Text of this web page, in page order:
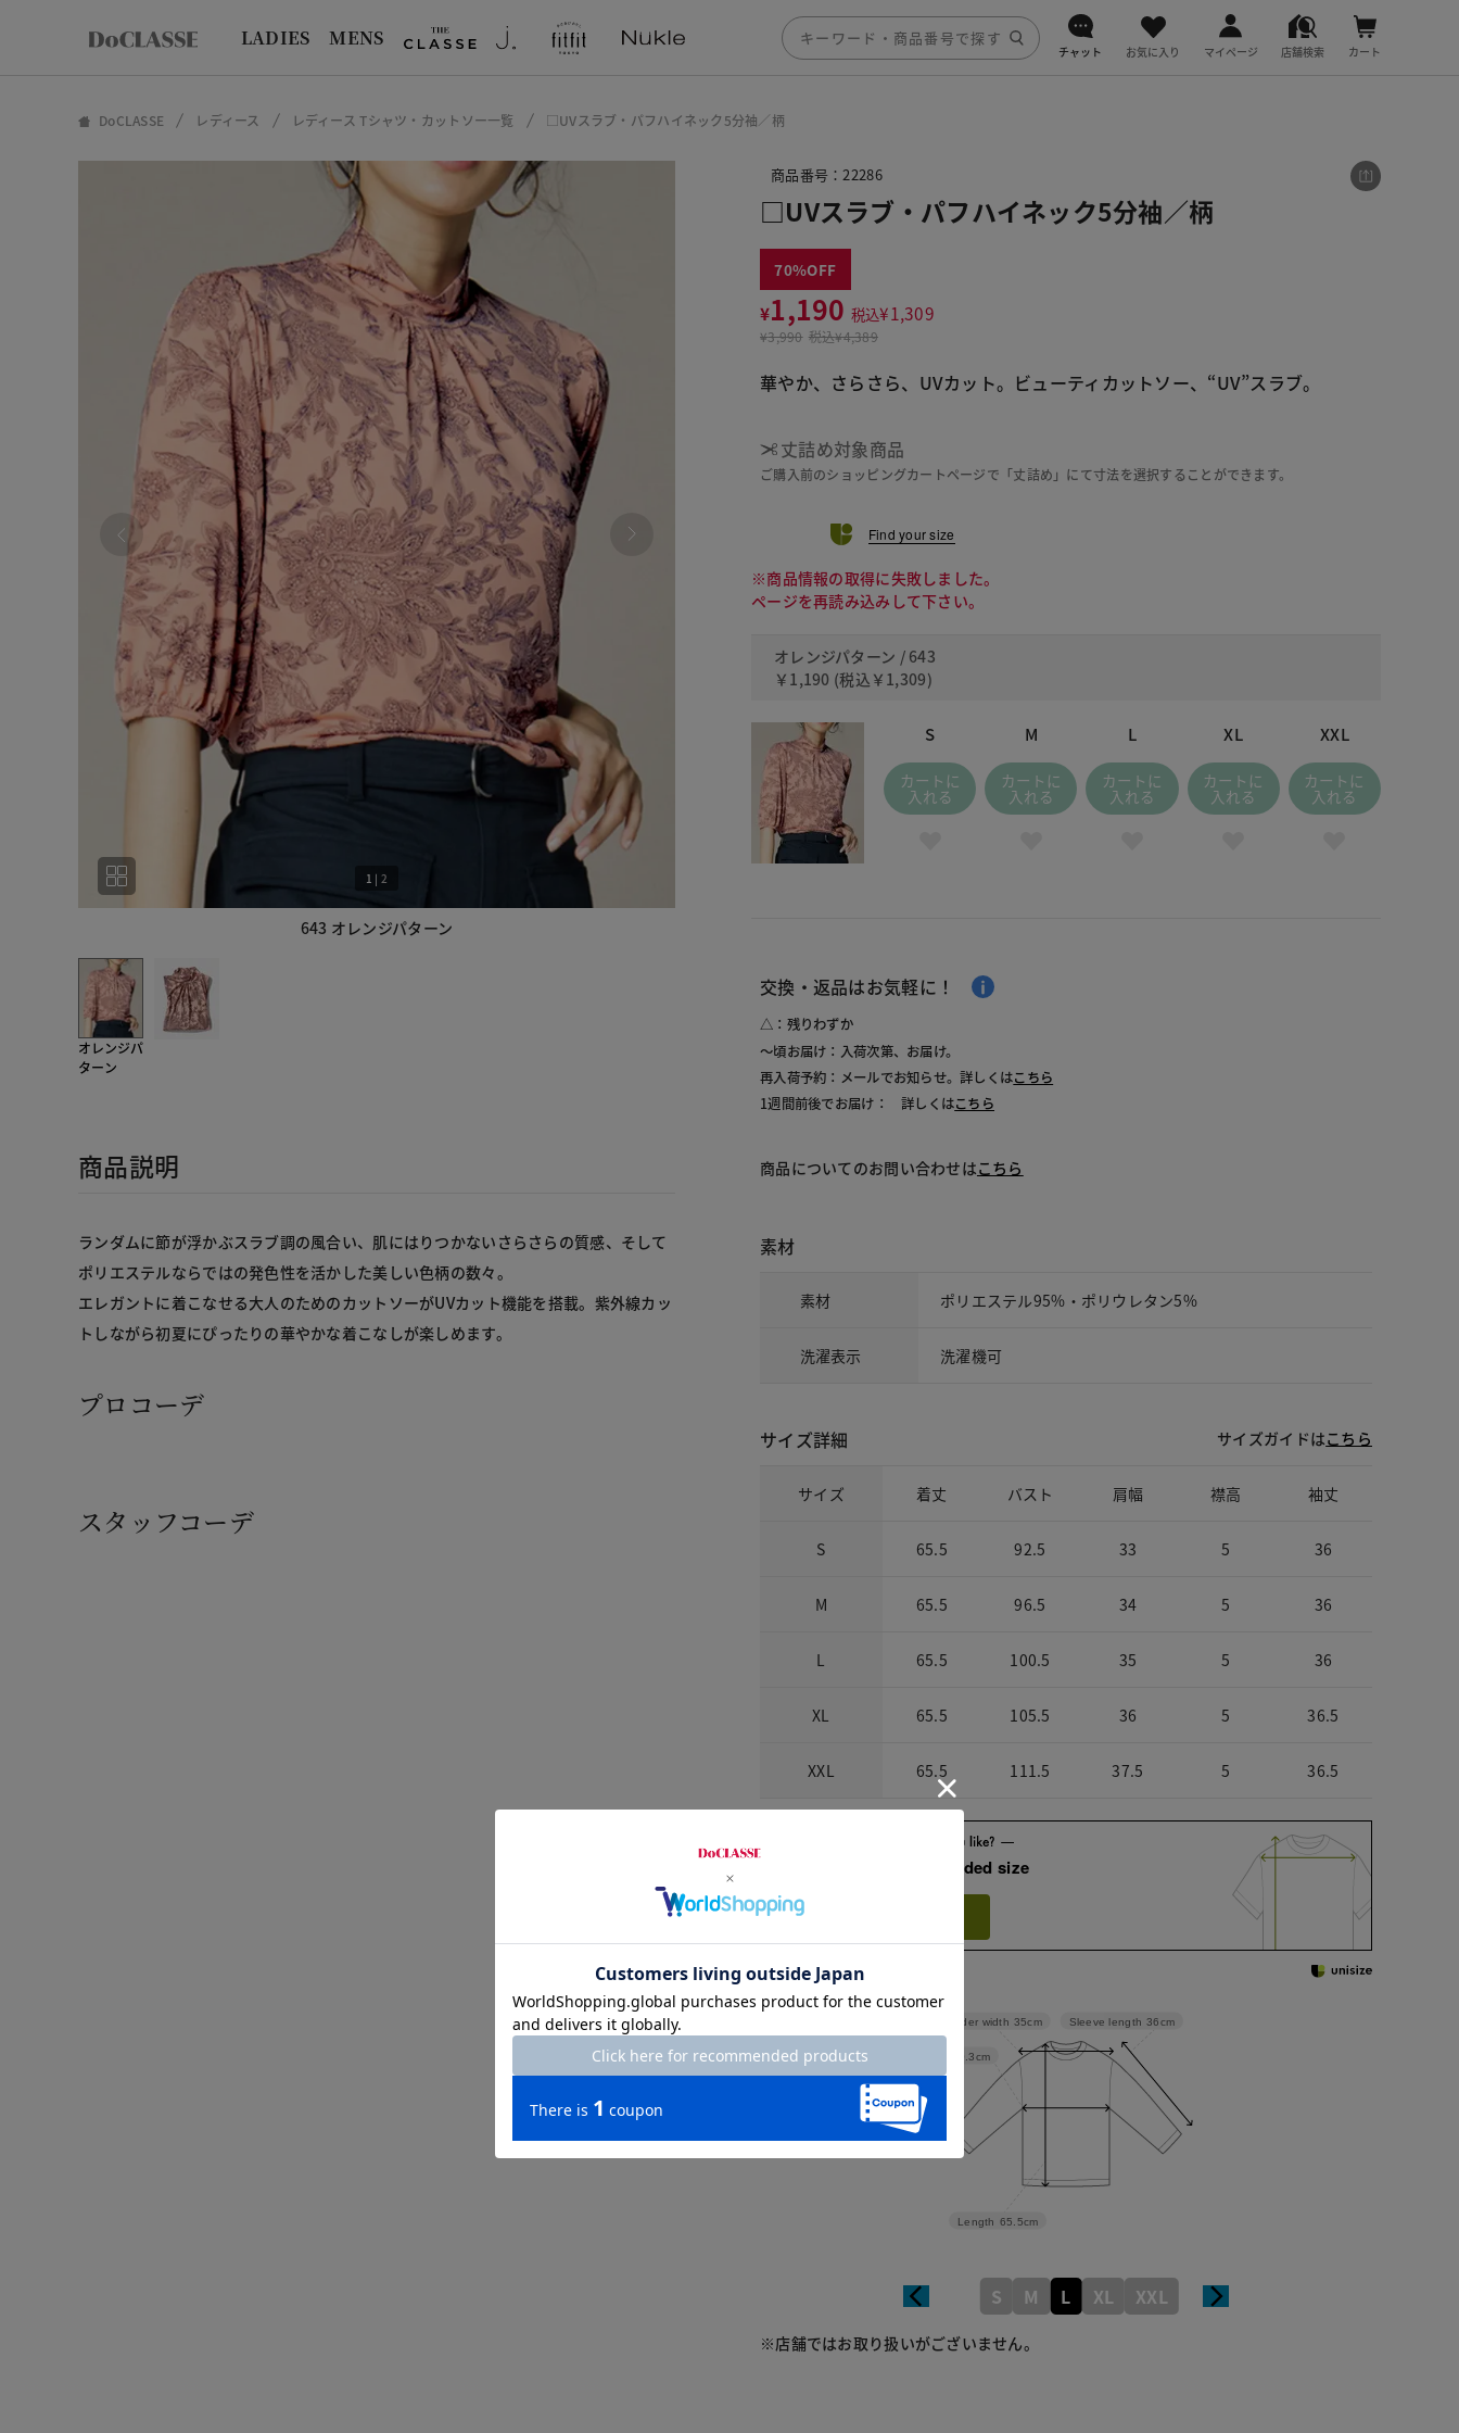
LADIES MENS
チャット お気に入り マイページ 店舗検索 カート
DoCLASSE レディース レディース Tシャツ・カットソー一覧 □UVスラブ・パフハイネック5分袖／柄
643 オレンジパターン
1 | 2
オレンジパ
ターン
商品説明
ランダムに節が浮かぶスラブ調の風合い、肌にはりつかないさらさらの質感、そして
ポリエステルならではの発色性を活かした美しい色柄の数々。
エレガントに着こなせる大人のためのカットソーがUVカット機能を搭載。紫外線カッ
トしながら初夏にぴったりの華やかな着こなしが楽しめます。
プロコーデ
スタッフコーデ
商品番号：22286
□UVスラブ・パフハイネック5分袖／柄
70
¥1,190 税込¥1,309
¥3,990 税込¥4,389
華やか、さらさら、UVカット。ビューティカットソー、“UV”スラブ。
丈詰め対象商品
ご購入前のショッピングカートページで「丈詰め」にて寸法を選択することができます。
Find your size
※商品情報の取得に失敗しました。
ページを再読み込みして下さい。
オレンジパターン / 643
￥1,190 (税込 ￥1,309)
S
カートに
入れる
M
カートに
入れる
L
カートに
入れる
XL
カートに
入れる
XXL
カートに
入れる
交換・返品はお気軽に！
△：残りわずか
～頃お届け：入荷次第、お届け。
再入荷予約：メールでお知らせ。詳しくはこちら
1週間前後でお届け： 詳しくはこちら
商品についてのお問い合わせはこちら
素材
素材 ポリエステル95%・ポリウレタン5%
洗濯表示 洗濯機可
サイズ詳細 サイズガイドはこちら
サイズ 着丈 バスト 肩幅 襟高 袖丈
S 65.5 92.5 33 5 36
M 65.5 96.5 34 5 36
L 65.5 100.5 35 5 36
XL 65.5 105.5 36 5 36.5
XXL 65.5 111.5 37.5 5 36.5
Check the recommended size
Sleeve length 36cm
Length 65.5cm
50.3cm
Shoulder width 35cm
S M L XL XXL
※店舗ではお取り扱いがございません。